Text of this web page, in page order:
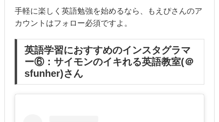
手軽に楽しく英語勉強を始めるなら、もえぴさんのア
カウントはフォロー必須ですよ。
英語学習におすすめのインスタグラマ
ー⑥：サイモンのイキれる英語教室(＠
sfunher)さん